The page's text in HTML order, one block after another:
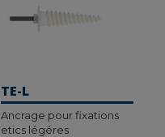
TE-L
Ancrage pour fixations
etics légéres